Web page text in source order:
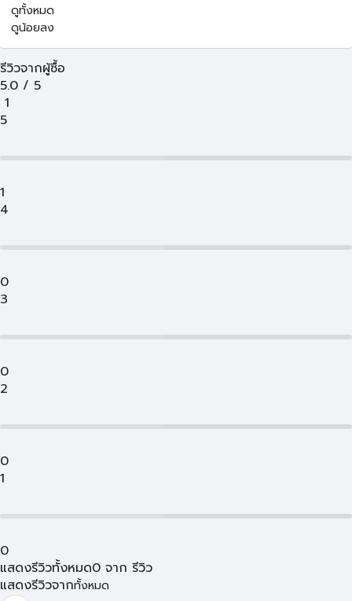
ดูทั้งหมด
ดูน้อยลง
รีวิวจากผู้ซื้อ
5.0 / 5
1
5
1
4
0
3
0
2
0
1
0
แสดงรีวิวทั้งหมด0 จาก รีวิว
แสดงรีวิวจากทั้งหมด